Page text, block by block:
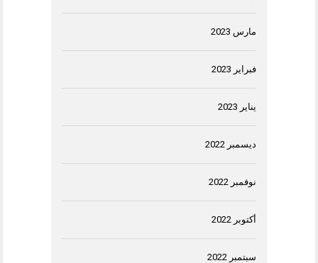
مارس 2023
فبراير 2023
يناير 2023
ديسمبر 2022
نوفمبر 2022
أكتوبر 2022
سبتمبر 2022